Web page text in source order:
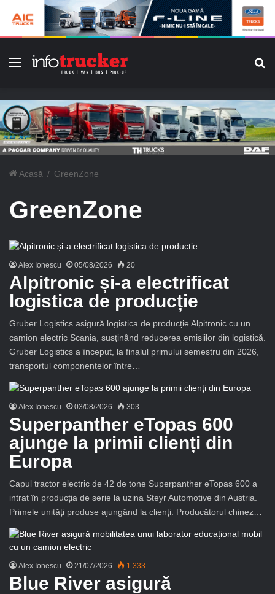
Meniu
Acasă / GreenZone
GreenZone
Alex Ionescu 05/08/2026 20
Alpitronic și-a electrificat
logistica de producție
Gruber Logistics asigură logistica de producție Alpitronic cu un
camion electric Scania, susținând reducerea emisiilor din logistică.
Gruber Logistics a început, la finalul primului semestru din 2026,
transportul componentelor între…
Alex Ionescu 03/08/2026 303
Superpanther eTopas 600
ajunge la primii clienți din
Europa
Capul tractor electric de 42 de tone Superpanther eTopas 600 a
intrat în producția de serie la uzina Steyr Automotive din Austria.
Primele unități produse ajungând la clienți. Producătorul chinez…
Alex Ionescu 21/07/2026 1.333
Blue River asigură